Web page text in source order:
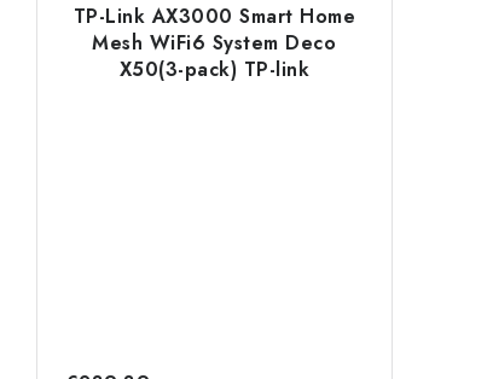
TP-Link AX3000 Smart Home
Mesh WiFi6 System Deco
X50(3-pack) TP-link